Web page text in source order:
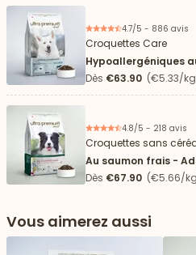
4.7/5 - 886 avis
Croquettes Care
Hypoallergéniques
Dès €63.90 (€5.33/
4.8/5 - 218 avis
Croquettes sans
Au saumon frais -
Dès €67.90 (€5.66/
Vous aimerez aussi